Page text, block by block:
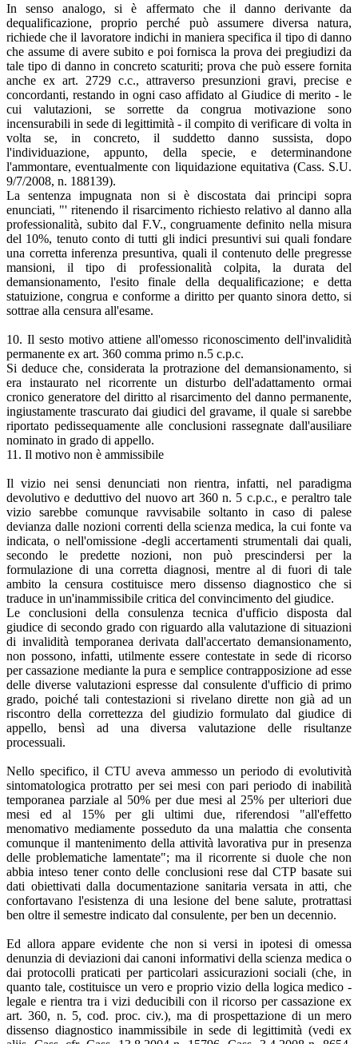
In senso analogo, si è affermato che il danno derivante da
dequalificazione, proprio perché può assumere diversa natura,
richiede che il lavoratore indichi in maniera specifica il tipo di danno
che assume di avere subito e poi fornisca la prova dei pregiudizi da
tale tipo di danno in concreto scaturiti; prova che può essere fornita
anche ex art. 2729 c.c., attraverso presunzioni gravi, precise e
concordanti, restando in ogni caso affidato al Giudice di merito - le
cui valutazioni, se sorrette da congrua motivazione sono
incensurabili in sede di legittimità - il compito di verificare di volta in
volta se, in concreto, il suddetto danno sussista, dopo
l'individuazione, appunto, della specie, e determinandone
l'ammontare, eventualmente con liquidazione equitativa (Cass. S.U.
9/7/2008, n. 188139).
La sentenza impugnata non si è discostata dai principi sopra
enunciati, "' ritenendo il risarcimento richiesto relativo al danno alla
professionalità, subito dal F.V., congruamente definito nella misura
del 10%, tenuto conto di tutti gli indici presuntivi sui quali fondare
una corretta inferenza presuntiva, quali il contenuto delle pregresse
mansioni, il tipo di professionalità colpita, la durata del
demansionamento, l'esito finale della dequalificazione; e detta
statuizione, congrua e conforme a diritto per quanto sinora detto, si
sottrae alla censura all'esame.
10. Il sesto motivo attiene all'omesso riconoscimento dell'invalidità
permanente ex art. 360 comma primo n.5 c.p.c.
Si deduce che, considerata la protrazione del demansionamento, si
era instaurato nel ricorrente un disturbo dell'adattamento ormai
cronico generatore del diritto al risarcimento del danno permanente,
ingiustamente trascurato dai giudici del gravame, il quale si sarebbe
riportato pedissequamente alle conclusioni rassegnate dall'ausiliare
nominato in grado di appello.
11. Il motivo non è ammissibile
Il vizio nei sensi denunciati non rientra, infatti, nel paradigma
devolutivo e deduttivo del nuovo art 360 n. 5 c.p.c., e peraltro tale
vizio sarebbe comunque ravvisabile soltanto in caso di palese
devianza dalle nozioni correnti della scienza medica, la cui fonte va
indicata, o nell'omissione -degli accertamenti strumentali dai quali,
secondo le predette nozioni, non può prescindersi per la
formulazione di una corretta diagnosi, mentre al di fuori di tale
ambito la censura costituisce mero dissenso diagnostico che si
traduce in un'inammissibile critica del convincimento del giudice.
Le conclusioni della consulenza tecnica d'ufficio disposta dal
giudice di secondo grado con riguardo alla valutazione di situazioni
di invalidità temporanea derivata dall'accertato demansionamento,
non possono, infatti, utilmente essere contestate in sede di ricorso
per cassazione mediante la pura e semplice contrapposizione ad esse
delle diverse valutazioni espresse dal consulente d'ufficio di primo
grado, poiché tali contestazioni si rivelano dirette non già ad un
riscontro della correttezza del giudizio formulato dal giudice di
appello, bensì ad una diversa valutazione delle risultanze
processuali.
Nello specifico, il CTU aveva ammesso un periodo di evolutività
sintomatologica protratto per sei mesi con pari periodo di inabilità
temporanea parziale al 50% per due mesi al 25% per ulteriori due
mesi ed al 15% per gli ultimi due, riferendosi "all'effetto
menomativo mediamente posseduto da una malattia che consenta
comunque il mantenimento della attività lavorativa pur in presenza
delle problematiche lamentate"; ma il ricorrente si duole che non
abbia inteso tener conto delle conclusioni rese dal CTP basate sui
dati obiettivati dalla documentazione sanitaria versata in atti, che
confortavano l'esistenza di una lesione del bene salute, protrattasi
ben oltre il semestre indicato dal consulente, per ben un decennio.
Ed allora appare evidente che non si versi in ipotesi di omessa
denunzia di deviazioni dai canoni informativi della scienza medica o
dai protocolli praticati per particolari assicurazioni sociali (che, in
quanto tale, costituisce un vero e proprio vizio della logica medico -
legale e rientra tra i vizi deducibili con il ricorso per cassazione ex
art. 360, n. 5, cod. proc. civ.), ma di prospettazione di un mero
dissenso diagnostico inammissibile in sede di legittimità (vedi ex